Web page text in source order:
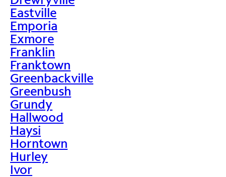
Eastville
Emporia
Exmore
Franklin
Franktown
Greenbackville
Greenbush
Grundy
Hallwood
Haysi
Horntown
Hurley
Ivor